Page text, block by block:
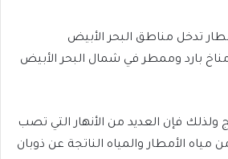
تدخل مناطق البحر الأبيض
بارد وممطر في شمال البحر الأبيض
ولذلك فإن العديد من الأنهار التي تصب
مياه الأمطار والمياه الناتجة عن ذوبان